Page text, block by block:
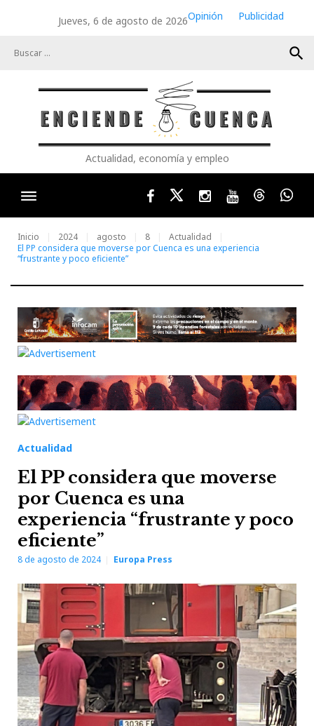
Jueves, 6 de agosto de 2026Opinión
Publicidad
search
Actualidad, economía y empleo
FacebookTwitterInstagram
YoutubeThreads
Inicio 2024 agosto 8
Actualidad
El PP considera que moverse por Cuenca es una experiencia
“frustrante y poco eficiente”
Actualidad
El PP considera que moverse
por Cuenca es una
experiencia “frustrante y poco
eficiente”
8 de agosto de 2024 Europa Press